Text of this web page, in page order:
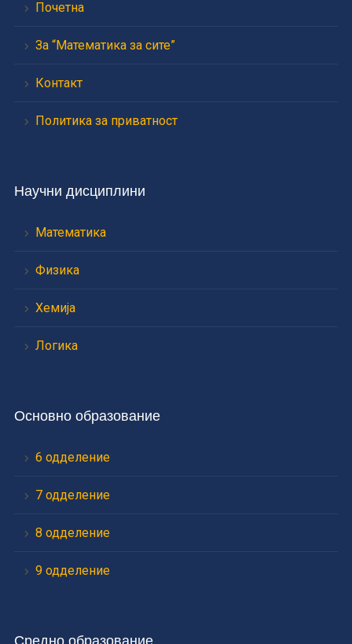
Почетна
За “Математика за сите”
Контакт
Политика за приватност
Научни дисциплини
Математика
Физика
Хемија
Логика
Основно образование
6 одделение
7 одделение
8 одделение
9 одделение